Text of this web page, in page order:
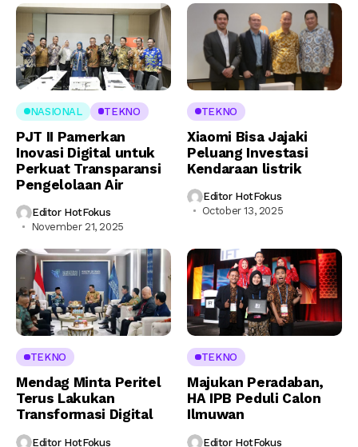
NASIONAL TEKNO
PJT II Pamerkan
Inovasi Digital untuk
Perkuat Transparansi
Pengelolaan Air
Editor HotFokus
November 21, 2025
TEKNO
Xiaomi Bisa Jajaki
Peluang Investasi
Kendaraan listrik
Editor HotFokus
October 13, 2025
TEKNO
Mendag Minta Peritel
Terus Lakukan
Transformasi Digital
Editor HotFokus
TEKNO
Majukan Peradaban,
HA IPB Peduli Calon
Ilmuwan
Editor HotFokus